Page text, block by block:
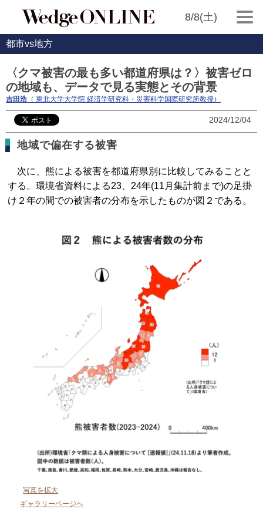
8/8(土)
都市vs地方
〈クマ被害の最も多い都道府県は？〉被害ゼロ
の地域も、データで見る実態とその背景
吉田浩 （ 東北大学大学院 経済学研究科・災害科学国際研究所教授）
2024/12/04
地域で偏在する被害
次に、熊による被害を都道府県別に比較してみることと
する。環境省資料による23、24年(11月集計前まで)の足掛
け２年の間での被害者の分布を示したものが図２である。
写真を拡大
ギャラリーページへ